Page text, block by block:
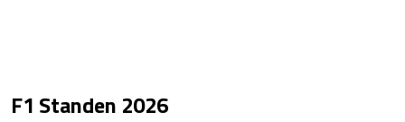
F1 Standen 2026